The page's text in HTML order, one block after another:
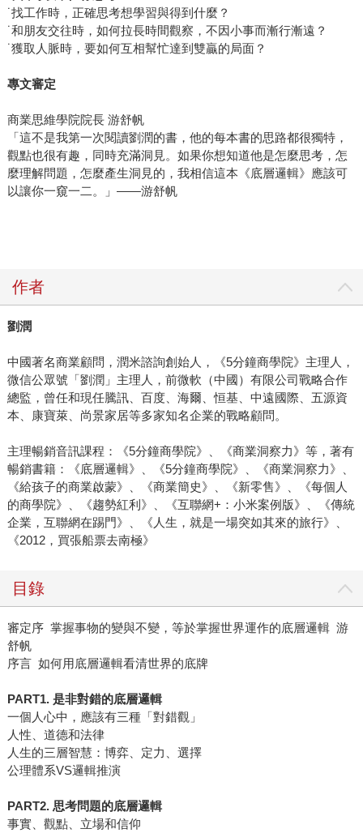
˙找工作時，正確思考想學習與得到什麼？
˙和朋友交往時，如何拉長時間觀察，不因小事而漸行漸遠？
˙獲取人脈時，要如何互相幫忙達到雙贏的局面？
專文審定
商業思維學院院長 游舒帆
「這不是我第一次閱讀劉潤的書，他的每本書的思路都很獨特，
觀點也很有趣，同時充滿洞見。如果你想知道他是怎麼思考，怎
麼理解問題，怎麼產生洞見的，我相信這本《底層邏輯》應該可
以讓你一窺一二。」——游舒帆
作者
劉潤
中國著名商業顧問，潤米諮詢創始人，《5分鐘商學院》主理人，
微信公眾號「劉潤」主理人，前微軟（中國）有限公司戰略合作
總監，曾任和現任騰訊、百度、海爾、恒基、中遠國際、五源資
本、康寶萊、尚景家居等多家知名企業的戰略顧問。
主理暢銷音訊課程：《5分鐘商學院》、《商業洞察力》等，著有
暢銷書籍：《底層邏輯》、《5分鐘商學院》、《商業洞察力》、
《給孩子的商業啟蒙》、《商業簡史》、《新零售》、《每個人
的商學院》、《趨勢紅利》、《互聯網+：小米案例版》、《傳統
企業，互聯網在踢門》、《人生，就是一場突如其來的旅行》、
《2012，買張船票去南極》
目錄
審定序 掌握事物的變與不變，等於掌握世界運作的底層邏輯 游
舒帆
序言 如何用底層邏輯看清世界的底牌
PART1. 是非對錯的底層邏輯
一個人心中，應該有三種「對錯觀」
人性、道德和法律
人生的三層智慧：博弈、定力、選擇
公理體系VS邏輯推演
PART2. 思考問題的底層邏輯
事實、觀點、立場和信仰